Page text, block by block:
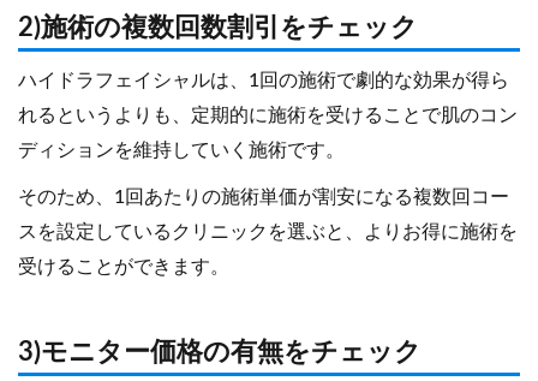
2)施術の複数回数割引をチェック
ハイドラフェイシャルは、1回の施術で劇的な効果が得ら
れるというよりも、定期的に施術を受けることで肌のコン
ディションを維持していく施術です。
そのため、1回あたりの施術単価が割安になる複数回コー
スを設定しているクリニックを選ぶと、よりお得に施術を
受けることができます。
3)モニター価格の有無をチェック